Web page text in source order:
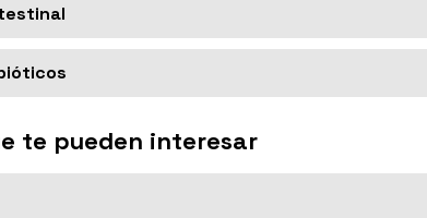
te pueden interesar